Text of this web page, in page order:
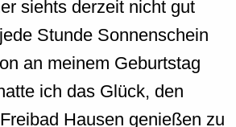
siehts derzeit nicht gut
Stunde Sonnenschein
an meinem Geburtstag
ich das Glück, den
Hausen genießen zu